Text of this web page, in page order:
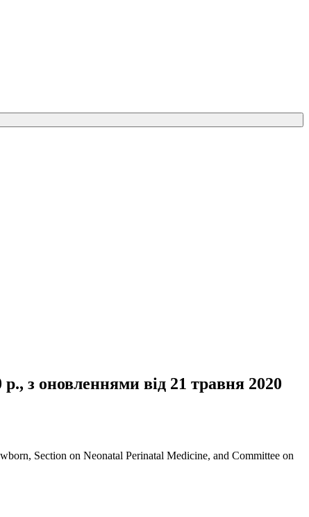
з оновленнями від 21 травня 2020
Section on Neonatal Perinatal Medicine, and Committee on